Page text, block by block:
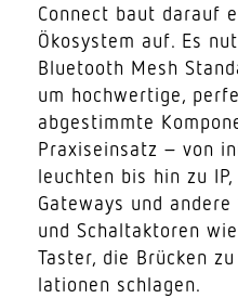
Connect baut darauf
Ökosystem auf. Es
Blue­tooth Mesh
um hoch­wertige,
abge­stimmte
Praxis­einsatz – von
leuchten bis hin zu IP,
Gateways und
und Schal­taktoren
Taster, die Brücken
la­tionen schlagen.